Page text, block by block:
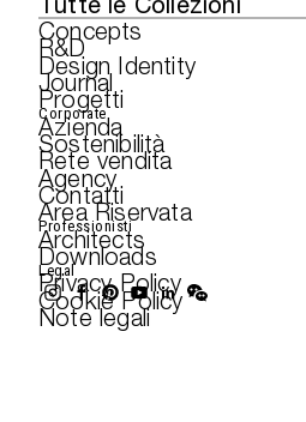
Concepts
R&D
Design Identity
Journal
Progetti
Corporate
Azienda
Sostenibilità
Rete vendita
Agency
Contatti
Area Riservata
Professionisti
Architects
Downloads
Legal
Privacy Policy
Cookie Policy
Note legali